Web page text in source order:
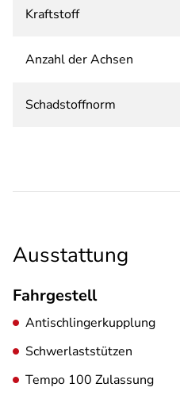
Kraftstoff
Anzahl der Achsen
Schadstoffnorm
Ausstattung
Fahrgestell
Antischlingerkupplung
Schwerlaststützen
Tempo 100 Zulassung